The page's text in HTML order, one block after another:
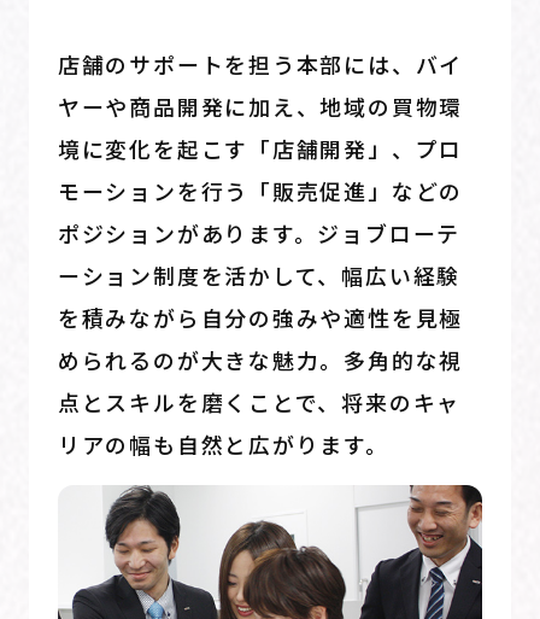
店舗のサポートを担う本部には、バイ
ヤーや商品開発に加え、地域の買物環
境に変化を起こす「店舗開発」、プロ
モーションを行う「販売促進」などの
ポジションがあります。ジョブローテ
ーション制度を活かして、幅広い経験
を積みながら自分の強みや適性を見極
められるのが大きな魅力。多角的な視
点とスキルを磨くことで、将来のキャ
リアの幅も自然と広がります。